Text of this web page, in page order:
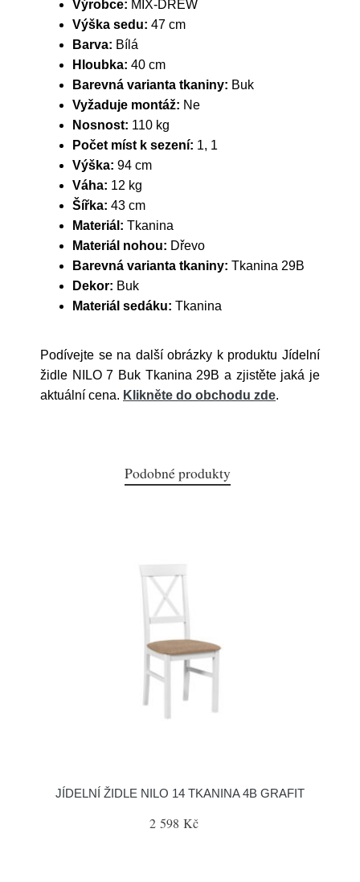
Výrobce: MIX-DREW
Výška sedu: 47 cm
Barva: Bílá
Hloubka: 40 cm
Barevná varianta tkaniny: Buk
Vyžaduje montáž: Ne
Nosnost: 110 kg
Počet míst k sezení: 1, 1
Výška: 94 cm
Váha: 12 kg
Šířka: 43 cm
Materiál: Tkanina
Materiál nohou: Dřevo
Barevná varianta tkaniny: Tkanina 29B
Dekor: Buk
Materiál sedáku: Tkanina
Podívejte se na další obrázky k produktu Jídelní
židle NILO 7 Buk Tkanina 29B a zjistěte jaká je
aktuální cena. Klikněte do obchodu zde.
Podobné produkty
JÍDELNÍ ŽIDLE NILO 14 TKANINA 4B GRAFIT
2 598 Kč